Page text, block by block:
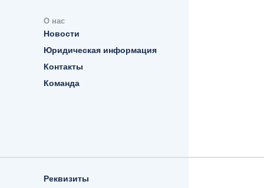
О нас
Новости
Юридическая информация
Контакты
Команда
Реквизиты